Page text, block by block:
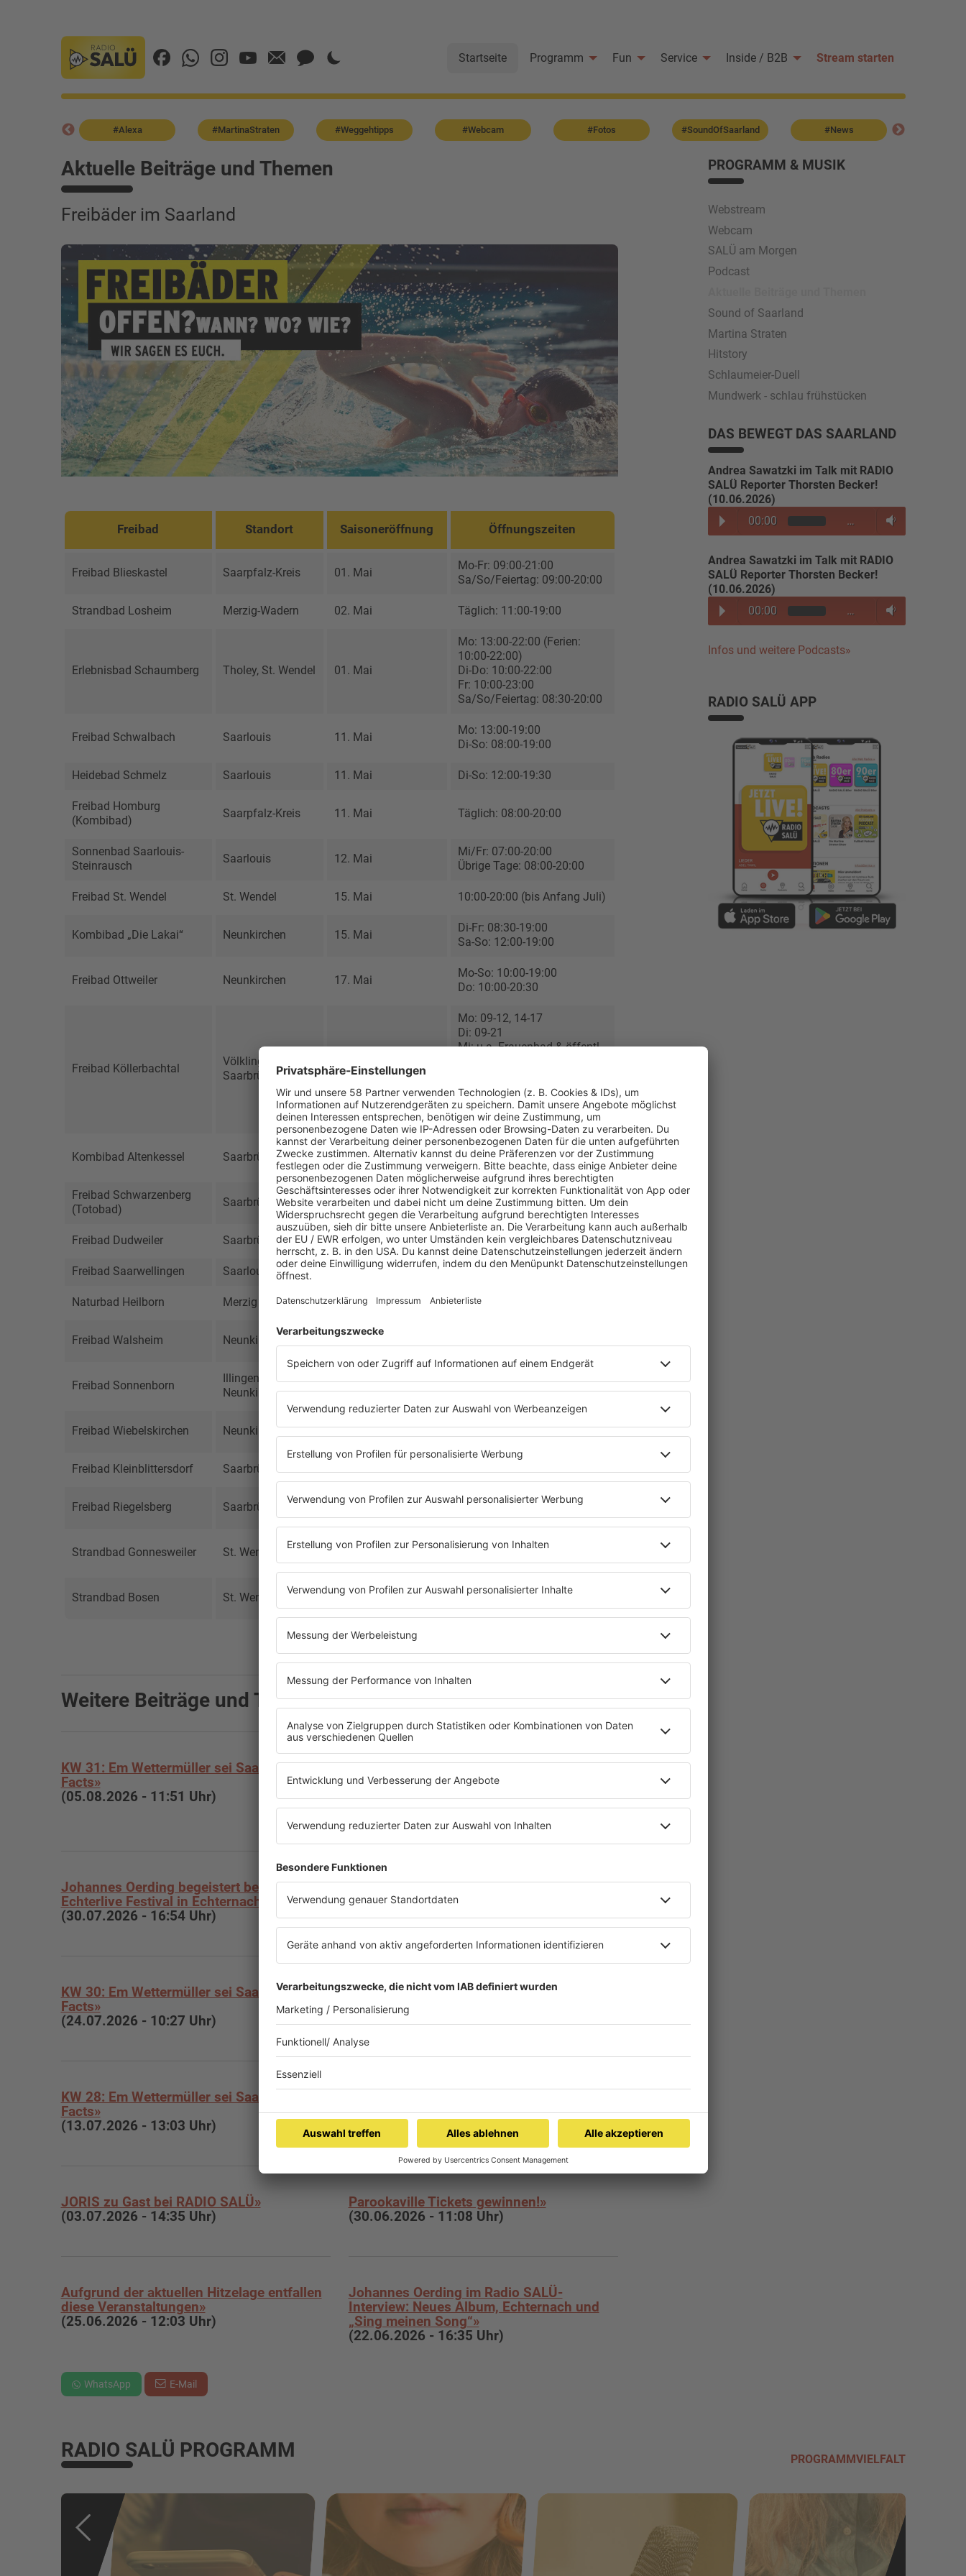
Startseite Programm Fun Service Inside / B2B Stream starten
#Alexa #MartinaStraten #Weggehtipps #Webcam #Fotos #SoundOfSaarland #News
Aktuelle Beiträge und Themen
Freibäder im Saarland
Freibad Standort Saisoneröffnung Öffnungszeiten
Freibad Blieskastel Saarpfalz-Kreis 01. Mai
Mo-Fr: 09:00-21:00
Sa/So/Feiertag: 09:00-20:00
Strandbad Losheim Merzig-Wadern 02. Mai Täglich: 11:00-19:00
Erlebnisbad Schaumberg Tholey, St. Wendel 01. Mai
Mo: 13:00-22:00 (Ferien:
10:00-22:00)
Di-Do: 10:00-22:00
Fr: 10:00-23:00
Sa/So/Feiertag: 08:30-20:00
Freibad Schwalbach Saarlouis 11. Mai
Mo: 13:00-19:00
Di-So: 08:00-19:00
Heidebad Schmelz Saarlouis 11. Mai Di-So: 12:00-19:30
Freibad Homburg
(Kombibad)
Saarpfalz-Kreis 11. Mai Täglich: 08:00-20:00
Sonnenbad Saarlouis-
Steinrausch
Saarlouis 12. Mai
Mi/Fr: 07:00-20:00
Übrige Tage: 08:00-20:00
Freibad St. Wendel St. Wendel 15. Mai 10:00-20:00 (bis Anfang Juli)
Kombibad „Die Lakai“ Neunkirchen 15. Mai
Di-Fr: 08:30-19:00
Sa-So: 12:00-19:00
Freibad Ottweiler Neunkirchen 17. Mai
Mo-So: 10:00-19:00
Do: 10:00-20:30
Freibad Köllerbachtal
Völklingen,
Saarbrücken
17. Mai
Mo: 09-12, 14-17
Di: 09-21
Mi: u.a. Frauenbad & öffentl.
Fr: 07-18
Sa: 09-19
So: 09-13
Kombibad Altenkessel Saarbrücken 19. Mai
Mo: 14:00-20:00
Di-So: 09:00-20:00
Freibad Schwarzenberg
(Totobad)
Saarbrücken 19. Mai
Mo: 14:00-20:00
Di-So: 10:00-20:00
Freibad Dudweiler Saarbrücken 19. Mai Täglich: 09:00-20:00
Freibad Saarwellingen Saarlouis 24. Mai Täglich: 08:00-20:00
Naturbad Heilborn Merzig 24. Mai Täglich: 10:00-20:00
Freibad Walsheim Neunkirchen 24. Mai
Sa/So/Feiertag: 09:00-20:00
Freibad Sonnenborn
Illingen,
Neunkirchen
25. Mai
09:00-19:30 (bis 20:00 bei
Hitze)
Freibad Wiebelskirchen Neunkirchen 29. Mai
Di-Fr: 08:30-19:00
Sa-So: 12:00-19:00
Freibad Kleinblittersdorf Saarbrücken Ende Mai 2025 08:00-20:00
Freibad Riegelsberg Saarbrücken
Ende Mai / Anfang
Juni
09:00-20:00
Strandbad Gonnesweiler St. Wendel
Ende Mai / Anfang
Juni
Juni-Aug: 10:00-20:00
Sept: 10:00-19:00
Strandbad Bosen St. Wendel
Ende Mai / Anfang
Juni
Juni-Aug: 10:00-20:00
Sept: 10:00-19:00
14.05.2025
Weitere Beiträge und Themen:
KW 31: Em Wettermüller sei Saarland-
Facts»
(05.08.2026 - 11:51 Uhr)
Jupiter Jones im RADIO SALÜ Interview
über das Saarland, ihr brandneues Album
und ihr Release-Konzert in Saarlouis »
(05.08.2026 - 11:24 Uhr)
Johannes Oerding begeistert beim
Echterlive Festival in Echternach»
(30.07.2026 - 16:54 Uhr)
Dracula trifft Sherlock Holmes: Wir waren
beim Filmdreh dabei»
(28.07.2026 - 15:05 Uhr)
KW 30: Em Wettermüller sei Saarland-
Facts»
(24.07.2026 - 10:27 Uhr)
KW 29: Em Wettermüller sei Saarland-
Facts»
(17.07.2026 - 10:11 Uhr)
KW 28: Em Wettermüller sei Saarland-
Facts»
(13.07.2026 - 13:03 Uhr)
Interview»
(10.07.2026 - 10:08 Uhr)
JORIS zu Gast bei RADIO SALÜ»
(03.07.2026 - 14:35 Uhr)
Parookaville Tickets gewinnen!»
(30.06.2026 - 11:08 Uhr)
Aufgrund der aktuellen Hitzelage entfallen
diese Veranstaltungen»
(25.06.2026 - 12:03 Uhr)
Johannes Oerding im Radio SALÜ-
Interview: Neues Album, Echternach und
„Sing meinen Song“»
(22.06.2026 - 16:35 Uhr)
PROGRAMM & MUSIK
Webstream
Webcam
SALÜ am Morgen
Podcast
Sound of Saarland
Martina Straten
Hitstory
Schlaumeier-Duell
Mundwerk - schlau frühstücken
DAS BEWEGT DAS SAARLAND
Andrea Sawatzki im Talk mit RADIO
SALÜ Reporter Thorsten Becker!
(10.06.2026)
00:00
…
Andrea Sawatzki im Talk mit RADIO
SALÜ Reporter Thorsten Becker!
(10.06.2026)
00:00
…
Infos und weitere Podcasts»
RADIO SALÜ APP
WhatsApp E-Mail
RADIO SALÜ PROGRAMM PROGRAMMVIELFALT